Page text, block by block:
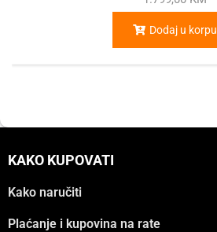
Dodaj u korpu
KAKO KUPOVATI
Kako naručiti
Plaćanje i kupovina na rate